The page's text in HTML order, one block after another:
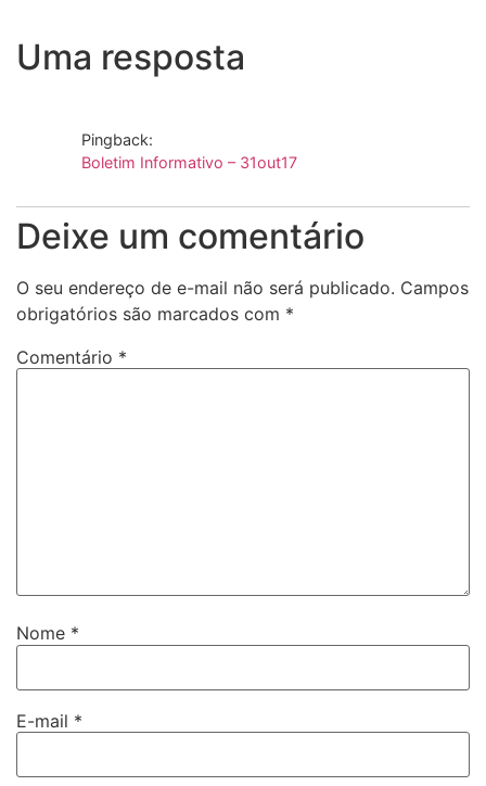
Uma resposta
Pingback:
Boletim Informativo – 31out17
Deixe um comentário
O seu endereço de e-mail não será publicado. Campos
obrigatórios são marcados com *
Comentário *
Nome *
E-mail *